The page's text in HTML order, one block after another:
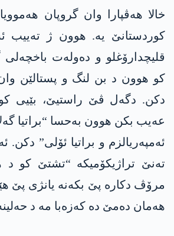
خالا ھەڤپارا وان گروپان
کوردستانێ یە. ھوون ژ تەییب
قلیچدارۆغلو و دەولەت باخچەلی
کو ھوون د بن لنگ و پستالێن
دکن. دگەل ڤێ راستیێ، بێیی
عەیب بکن ھوون بەحسا “براتیا
ئەمپەریالزم و براتیا ئۆلی” دکن.
تەنێ تراژیکۆمیکە “تشتێ کو
مرۆڤ دکارە پێ بکەنە یانژی پێ
ھەمان دەمێ دە کەزەبا مە د